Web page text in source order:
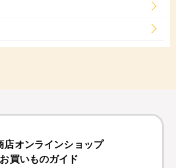
店オンラインショップ
お買いものガイド